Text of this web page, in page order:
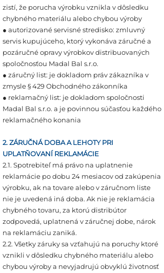
zistí, že porucha výrobku vznikla v dôsledku
chybného materiálu alebo chybou výroby
● autorizované servisné stredisko: zmluvný
servis kupujúceho, ktorý vykonáva záručné a
pozáručné opravy výrobkov distribuovaných
spoločnosťou Madal Bal s.r.o.
● záručný list: je dokladom práv zákazníka v
zmysle § 429 Obchodného zákonníka
● reklamačný list: je dokladom spoločnosti
Madal Bal s.r.o. a je povinnou súčasťou každého
reklamačného konania
2. ZÁRUČNÁ DOBA A LEHOTY PRI
UPLATŇOVANÍ REKLAMÁCIE
2.1. Spotrebiteľ má právo na uplatnenie
reklamácie po dobu 24 mesiacov od zakúpenia
výrobku, ak na tovare alebo v záručnom liste
nie je uvedená iná doba. Ak nie je reklamácia
chybného tovaru, za ktorú distribútor
zodpovedá, uplatnená v záručnej dobe, nárok
na reklamáciu zaniká.
2.2. Všetky záruky sa vzťahujú na poruchy ktoré
vznikli v dôsledku chybného materiálu alebo
chybou výroby a nevyjadrujú obvyklú životnosť